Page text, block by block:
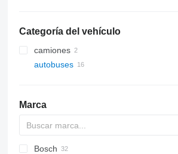
Categoría del vehículo
camiones
autobuses
Marca
Bosch